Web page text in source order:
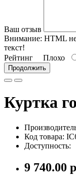
Ваш отзыв
Внимание: HTML
текст!
Рейтинг Плохо
Продолжить
Куртка
Код товара:
Доступность:
9 740.00